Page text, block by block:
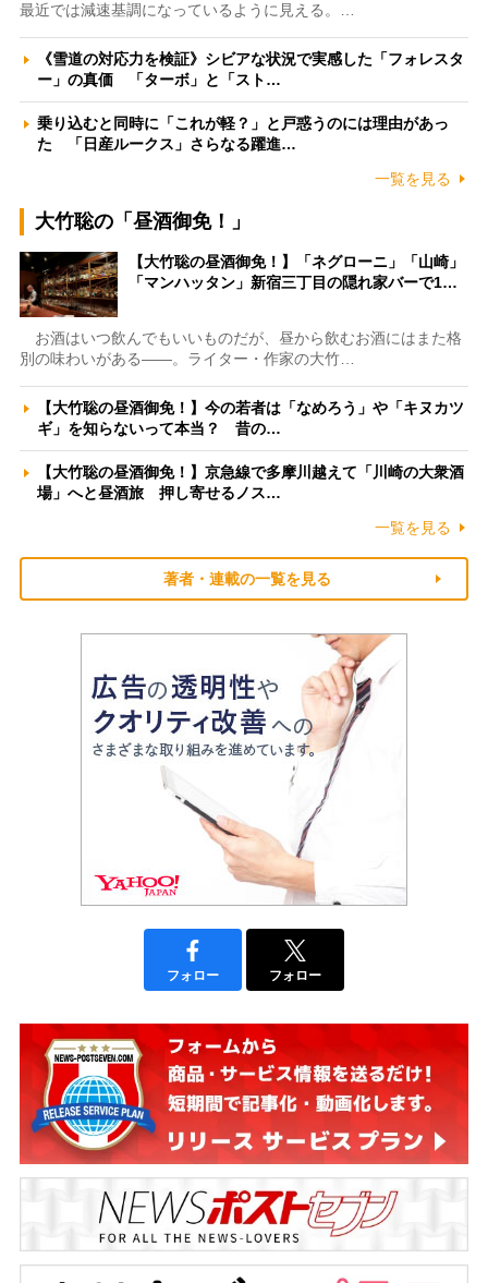
最近では減速基調になっているように見える。…
《雪道の対応力を検証》シビアな状況で実感した「フォレスタ
ー」の真価 「ターボ」と「スト…
乗り込むと同時に「これが軽？」と戸惑うのには理由があっ
た 「日産ルークス」さらなる躍進…
一覧を見る
大竹聡の「昼酒御免！」
【大竹聡の昼酒御免！】「ネグローニ」「山崎」
「マンハッタン」新宿三丁目の隠れ家バーで1…
お酒はいつ飲んでもいいものだが、昼から飲むお酒にはまた格
別の味わいがある――。ライター・作家の大竹…
【大竹聡の昼酒御免！】今の若者は「なめろう」や「キヌカツ
ギ」を知らないって本当？ 昔の…
【大竹聡の昼酒御免！】京急線で多摩川越えて「川崎の大衆酒
場」へと昼酒旅 押し寄せるノス…
一覧を見る
著者・連載の一覧を見る
フォロー フォロー